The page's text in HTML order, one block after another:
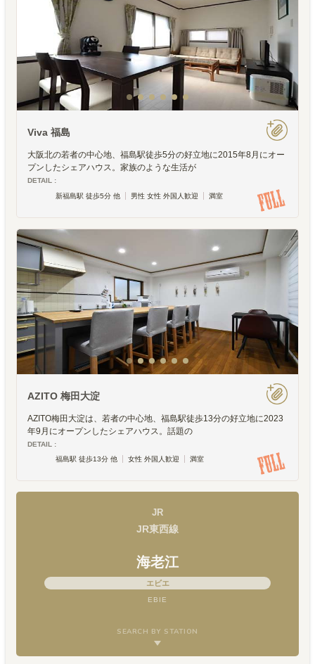
Viva 福島
大阪北の若者の中心地、福島駅徒歩5分の好立地に2015年8月にオー
プンしたシェアハウス。家族のような生活が
DETAIL :
新福島駅 徒歩5分 他
男性 女性 外国人歓迎 満室
AZITO 梅田大淀
AZITO梅田大淀は、若者の中心地、福島駅徒歩13分の好立地に2023
年9月にオープンしたシェアハウス。話題の
DETAIL :
福島駅 徒歩13分 他
女性 外国人歓迎 満室
JR
JR東西線
海老江
エビエ
EBIE
SEARCH BY STATION